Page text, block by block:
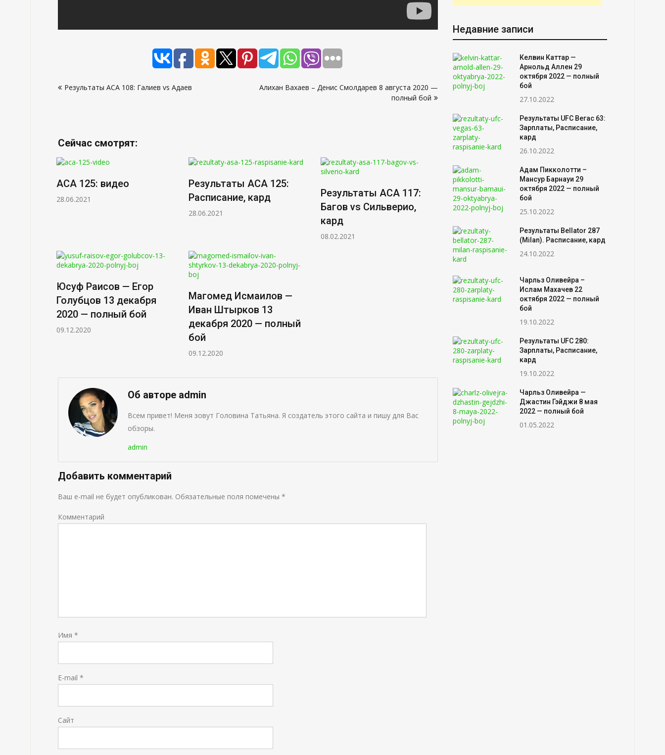
поРезультаты АСА 108: Галиев vs Адаев
Алихан Вахаев – Денис Смолдарев 8 августа 2020 —
полный бой
Сейчас смотрят:
ACA 125: видео
28.06.2021
Результаты АСА 125:
Расписание, кард
28.06.2021
Результаты АСА 117:
Багов vs Сильверио,
кард
08.02.2021
Юсуф Раисов — Егор
Голубцов 13 декабря
2020 — полный бой
09.12.2020
Магомед Исмаилов —
Иван Штырков 13
декабря 2020 — полный
бой
09.12.2020
Об авторе admin
Всем привет! Меня зовут Головина Татьяна. Я создатель этого сайта и пишу для Вас
обзоры.
admin
Добавить комментарий
Ваш e-mail не будет опубликован. Обязательные поля помечены *
Комментарий
Имя *
E-mail *
Сайт
Недавние записи
Келвин Каттар —
Арнольд Аллен 29
октября 2022 — полный
бой
27.10.2022
Результаты UFC Вегас 63:
Зарплаты, Расписание,
кард
26.10.2022
Адам Пикколотти –
Мансур Барнауи 29
октября 2022 — полный
бой
25.10.2022
Результаты Bellator 287
(Milan). Расписание, кард
24.10.2022
Чарльз Оливейра –
Ислам Махачев 22
октября 2022 — полный
бой
19.10.2022
Результаты UFC 280:
Зарплаты, Расписание,
кард
19.10.2022
Чарльз Оливейра —
Джастин Гэйджи 8 мая
2022 — полный бой
01.05.2022